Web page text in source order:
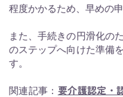
程度かかるため、早めの
また、手続きの円滑化の
のステップへ向けた準備
す。
関連記事： 要介護認定・